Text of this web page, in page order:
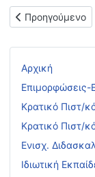
Αρχική
Επιμορφώσεις-
Κρατικό Πιστ/
Κρατικό Πιστ/
Ενισχ.
Ιδιωτική
Προηγούμενο
Προηγούμενο